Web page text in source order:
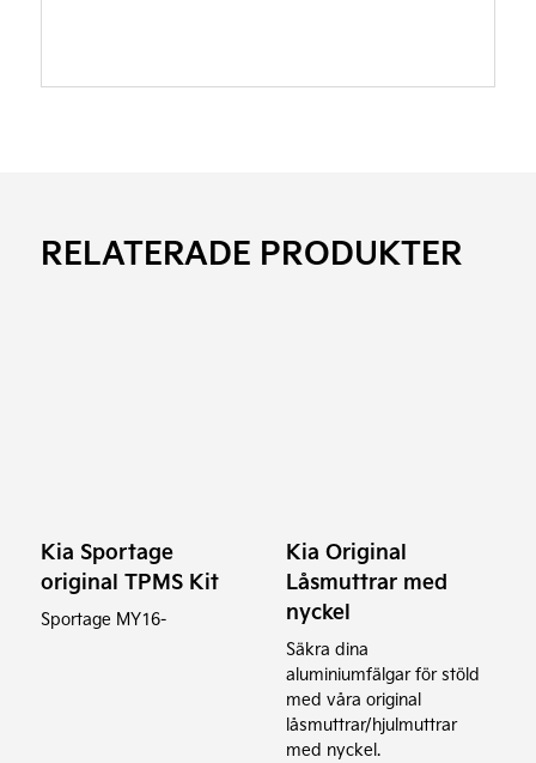
RELATERADE PRODUKTER
Kia Sportage
original TPMS Kit
Sportage MY16-
Kia Original
Låsmuttrar med
nyckel
Säkra dina
aluminiumfälgar för stöld
med våra original
låsmuttrar/hjulmuttrar
med nyckel.